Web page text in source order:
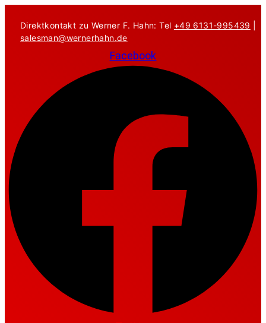
Inhalt
springen
Direktkontakt zu Werner F. Hahn: Tel +49 6131-995439
salesman@wernerhahn.de
Facebook